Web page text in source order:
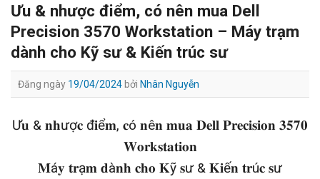
Ưu & nhược điểm, có nên mua Dell
Precision 3570 Workstation – Máy trạm
dành cho Kỹ sư & Kiến trúc sư
Đăng ngày 19/04/2024 bởi Nhân Nguyễn
Ư𝐮 & 𝐧𝐡ượ𝐜 đ𝐢ể𝐦, 𝐜ó 𝐧ê𝐧 𝐦𝐮𝐚 𝐃𝐞𝐥𝐥 𝐏𝐫𝐞𝐜𝐢𝐬𝐢𝐨𝐧 𝟑𝟓𝟕𝟎
𝐖𝐨𝐫𝐤𝐬𝐭𝐚𝐭𝐢𝐨𝐧
𝐌á𝐲 𝐭𝐫ạ𝐦 𝐝à𝐧𝐡 𝐜𝐡𝐨 𝐊ỹ 𝐬ư & 𝐊𝐢ế𝐧 𝐭𝐫ú𝐜 𝐬ư